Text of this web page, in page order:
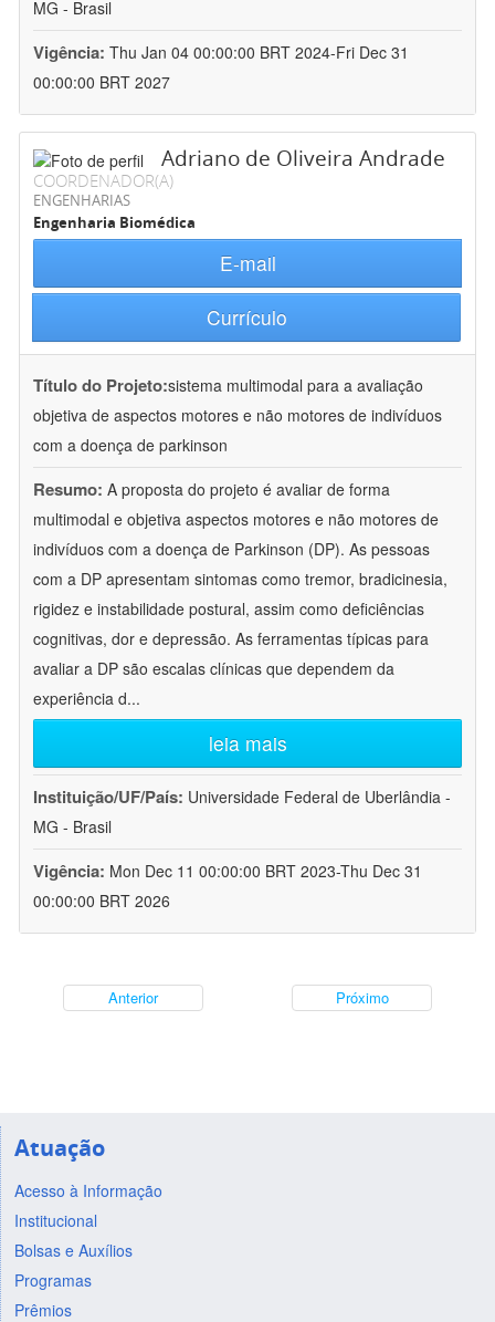
MG - Brasil
Vigência: Thu Jan 04 00:00:00 BRT 2024-Fri Dec 31
00:00:00 BRT 2027
Adriano de Oliveira Andrade
COORDENADOR(A)
ENGENHARIAS
Engenharia Biomédica
E-mail
Currículo
Título do Projeto:sistema multimodal para a avaliação
objetiva de aspectos motores e não motores de indivíduos
com a doença de parkinson
Resumo: A proposta do projeto é avaliar de forma
multimodal e objetiva aspectos motores e não motores de
indivíduos com a doença de Parkinson (DP). As pessoas
com a DP apresentam sintomas como tremor, bradicinesia,
rigidez e instabilidade postural, assim como deficiências
cognitivas, dor e depressão. As ferramentas típicas para
avaliar a DP são escalas clínicas que dependem da
experiência d...
leia mais
Instituição/UF/País: Universidade Federal de Uberlândia -
MG - Brasil
Vigência: Mon Dec 11 00:00:00 BRT 2023-Thu Dec 31
00:00:00 BRT 2026
Anterior Próximo
Atuação
Acesso à Informação
Institucional
Bolsas e Auxílios
Programas
Prêmios